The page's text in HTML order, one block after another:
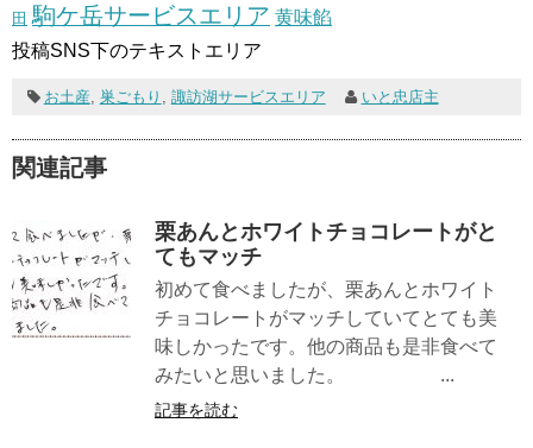
田 駒ケ岳サービスエリア 黄味餡
投稿SNS下のテキストエリア
お土産 巣ごもり 諏訪湖サービスエリア いと忠店主
関連記事
栗あんとホワイトチョコレートがと
てもマッチ
初めて食べましたが、栗あんとホワイト
チョコレートがマッチしていてとても美
味しかったです。他の商品も是非食べて
みたいと思いました。 ...
記事を読む